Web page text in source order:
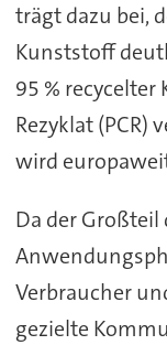
trägt dazu bei,
Kunststoff
95 %
Rezyklat
wird
Da der Großteil
Verbraucher
gezielte